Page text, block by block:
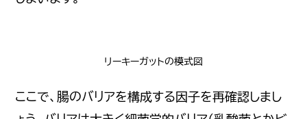
リーキーガットの模式図
ここで、腸のバリアを構成する因子を再確認しまし